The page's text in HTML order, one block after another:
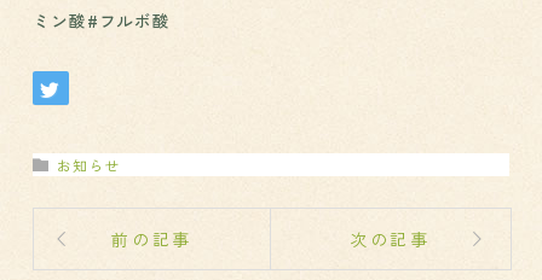
ミン酸#フルボ酸
お知らせ
前の記事 次の記事